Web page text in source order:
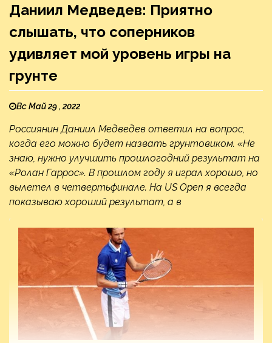
Даниил Медведев: Приятно
слышать, что соперников
удивляет мой уровень игры на
грунте
Вс Май 29 , 2022
Россиянин Даниил Медведев ответил на вопрос,
когда его можно будет назвать грунтовиком. «Не
знаю, нужно улучшить прошлогодний результат на
«Ролан Гаррос». В прошлом году я играл хорошо, но
вылетел в четвертьфинале. На US Open я всегда
показываю хороший результат, а в